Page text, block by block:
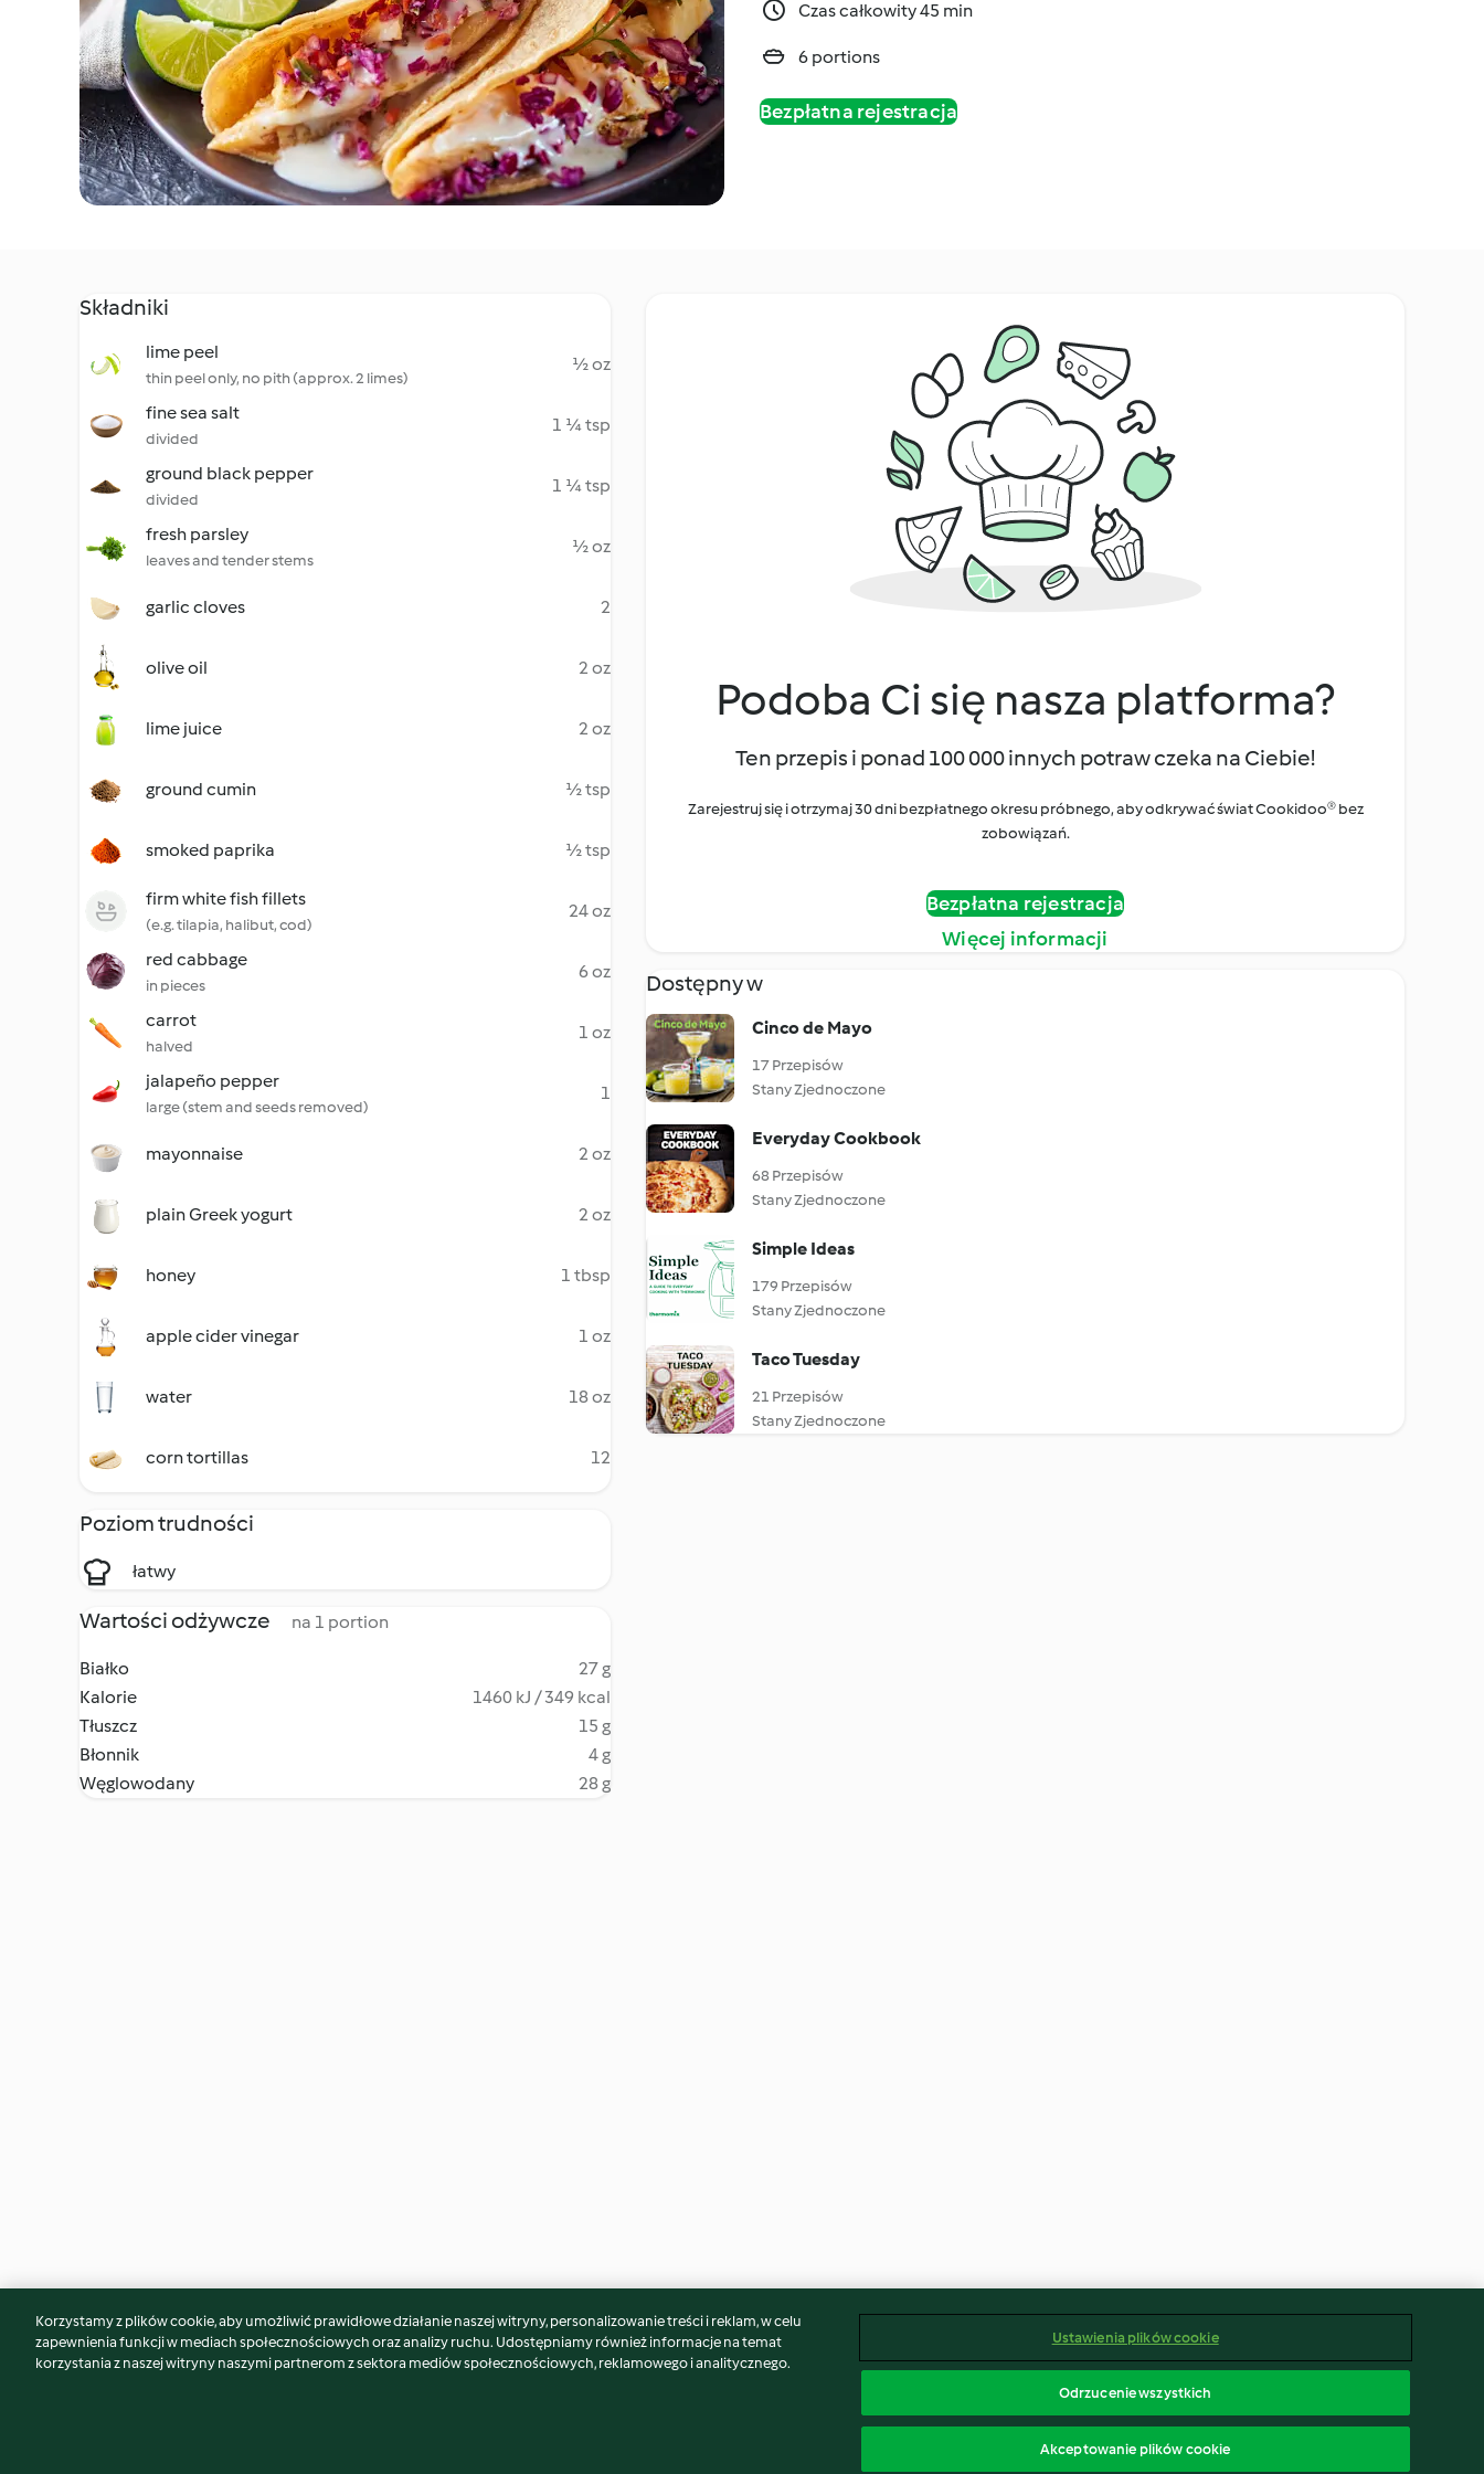
Czas całkowity 45 min
6 portions
Bezpłatna rejestracja
Składniki
lime peel
thin peel only, no pith (approx. 2 limes)
½ oz
fine sea salt
divided
1 ¼ tsp
ground black pepper
divided
1 ¼ tsp
fresh parsley
leaves and tender stems
½ oz
garlic cloves 2
olive oil 2 oz
lime juice 2 oz
ground cumin ½ tsp
smoked paprika ½ tsp
firm white fish fillets
(e.g. tilapia, halibut, cod)
24 oz
red cabbage
in pieces
6 oz
carrot
halved
1 oz
jalapeño pepper
large (stem and seeds removed)
1
mayonnaise 2 oz
plain Greek yogurt 2 oz
honey 1 tbsp
apple cider vinegar 1 oz
water 18 oz
corn tortillas 12
Poziom trudności
łatwy
Wartości odżywcze na 1 portion
Białko
27 g
Kalorie
1460 kJ / 349 kcal
Tłuszcz
15 g
Błonnik
4 g
Węglowodany
28 g
Podoba Ci się nasza platforma?
Ten przepis i ponad 100 000 innych potraw czeka na Ciebie!
Zarejestruj się i otrzymaj 30 dni bezpłatnego okresu próbnego, aby odkrywać świat Cookidoo® bez
zobowiązań.
Bezpłatna rejestracja
Więcej informacji
Dostępny w
Cinco de Mayo
17 Przepisów
Stany Zjednoczone
Everyday Cookbook
68 Przepisów
Stany Zjednoczone
Simple Ideas
179 Przepisów
Stany Zjednoczone
Taco Tuesday
21 Przepisów
Stany Zjednoczone
Może spodoba Ci się również...
Korzystamy z plików cookie, aby umożliwić prawidłowe działanie naszej witryny, personalizowanie treści i reklam, w celu
zapewnienia funkcji w mediach społecznościowych oraz analizy ruchu. Udostępniamy również informacje na temat
korzystania z naszej witryny naszymi partnerom z sektora mediów społecznościowych, reklamowego i analitycznego.
Ustawienia plików cookie
Odrzucenie wszystkich
Akceptowanie plików cookie